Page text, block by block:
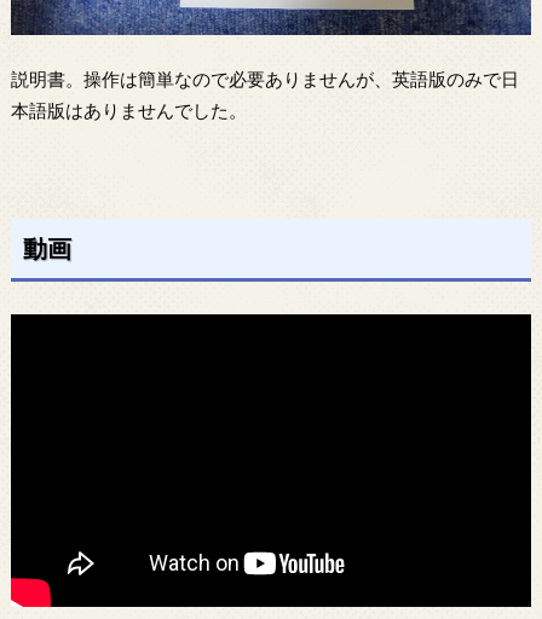
説明書。操作は簡単なので必要ありませんが、英語版のみで日
本語版はありませんでした。
動画